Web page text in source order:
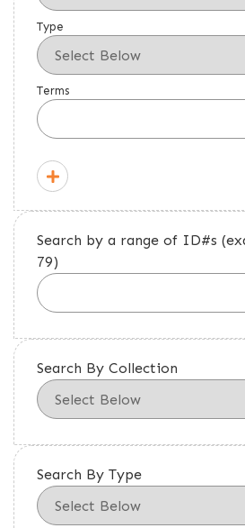
Type
Terms
Search by a range of ID#s
79)
Search By Collection
Search By Type